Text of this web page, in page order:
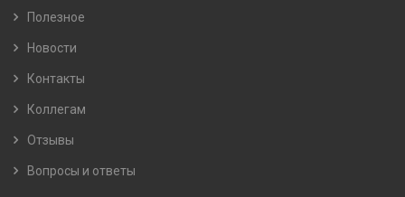
Полезное
Новости
Контакты
Коллегам
Отзывы
Вопросы и ответы